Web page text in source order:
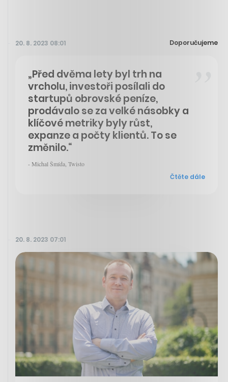
20. 8. 2023 08:01 Doporučujeme
„Před dvěma lety byl trh na
vrcholu, investoři posílali do
startupů obrovské peníze,
prodávalo se za velké násobky a
klíčové metriky byly růst,
expanze a počty klientů. To se
změnilo.“
- Michal Šmída, Twisto
Čtěte dále
20. 8. 2023 07:01